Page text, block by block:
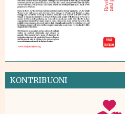
KONTRIBUONI